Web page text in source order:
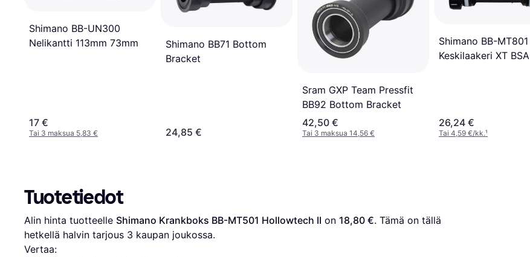
Shimano BB-UN300
Nelikantti 113mm 73mm
17 €
Tai 3 maksua 5,83 €
Shimano BB71 Bottom
Bracket
24,85 €
Sram GXP Team Pressfit
BB92 Bottom Bracket
42,50 €
Tai 3 maksua 14,56 €
Shimano BB-MT801
Keskilaakeri XT BSA
26,24 €
Tai 4,59 €/kk.¹
Tuotetiedot
Alin hinta tuotteelle Shimano Krankboks BB-MT501 Hollowtech II on 18,80 €. Tämä on tällä
hetkellä halvin tarjous 3 kaupan joukossa.
Vertaa: